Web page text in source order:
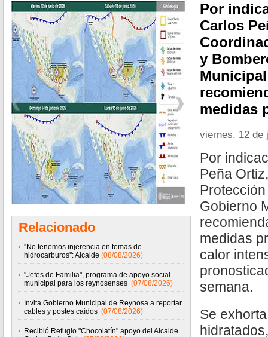
Relacionado
''No tenemos injerencia en temas de
hidrocarburos'': Alcalde (08/08/2026)
"Jefes de Familia", programa de apoyo social
municipal para los reynosenses (07/08/2026)
Invita Gobierno Municipal de Reynosa a reportar
cables y postes caídos (07/08/2026)
Recibió Refugio "Chocolatín" apoyo del Alcalde
Por
Carlos
y
medidas
viernes, 12 de
Por
Peña
Gobierno
medidas
calor
semana.
Se